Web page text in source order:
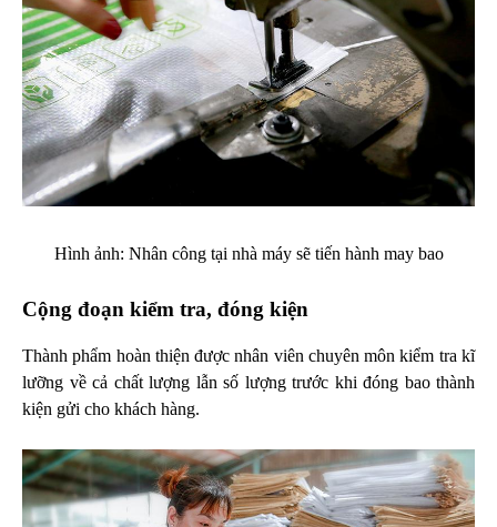
Hình ảnh: Nhân công tại nhà máy sẽ tiến hành may bao
Cộng đoạn kiểm tra, đóng kiện
Thành phẩm hoàn thiện được nhân viên chuyên môn kiểm tra kĩ
lưỡng về cả chất lượng lẫn số lượng trước khi đóng bao thành
kiện gửi cho khách hàng.